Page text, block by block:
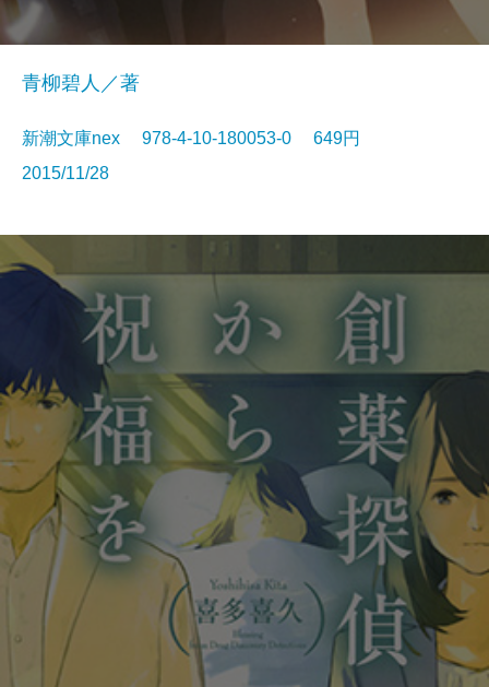
青柳碧人／著
新潮文庫nex 978-4-10-180053-0 649円
2015/11/28